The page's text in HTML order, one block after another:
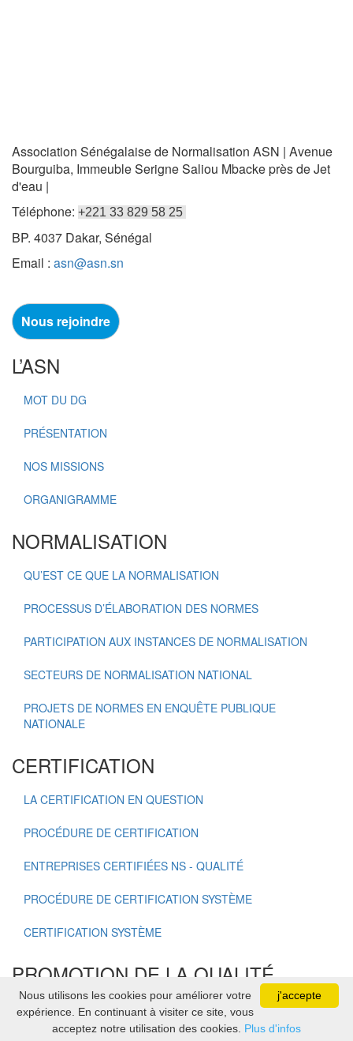
Association Sénégalaise de Normalisation ASN | Avenue
Bourguiba, Immeuble Serigne Saliou Mbacke près de Jet
d'eau |
Téléphone: +221 33 829 58 25
BP. 4037 Dakar, Sénégal
Email : asn@asn.sn
Nous rejoindre
L’ASN
MOT DU DG
PRÉSENTATION
NOS MISSIONS
ORGANIGRAMME
NORMALISATION
QU’EST CE QUE LA NORMALISATION
PROCESSUS D’ÉLABORATION DES NORMES
PARTICIPATION AUX INSTANCES DE NORMALISATION
SECTEURS DE NORMALISATION NATIONAL
PROJETS DE NORMES EN ENQUÊTE PUBLIQUE
NATIONALE
CERTIFICATION
LA CERTIFICATION EN QUESTION
PROCÉDURE DE CERTIFICATION
ENTREPRISES CERTIFIÉES NS - QUALITÉ
PROCÉDURE DE CERTIFICATION SYSTÈME
CERTIFICATION SYSTÈME
PROMOTION DE LA QUALITÉ
OSCAR NATIONAL DE LA QUALITÉ
Copyright Association Sénégalaise de Normalisation 2021
j'accepte
Nous utilisons les cookies pour améliorer votre
expérience. En continuant à visiter ce site, vous
acceptez notre utilisation des cookies. Plus d'infos